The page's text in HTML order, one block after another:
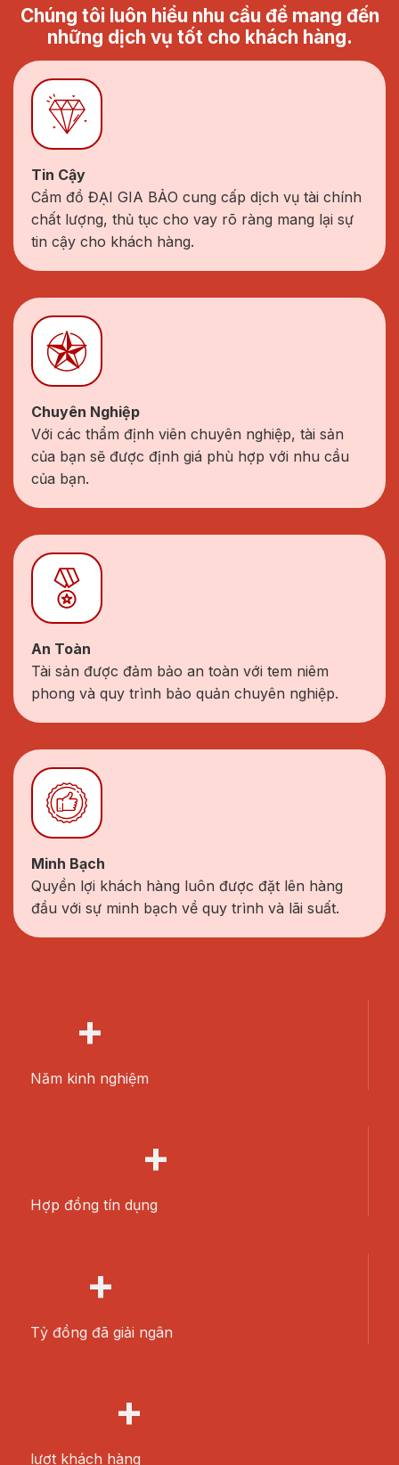
Chúng tôi luôn hiểu nhu cầu để mang đến
những dịch vụ tốt cho khách hàng.
Tin Cậy
Cầm đồ ĐẠI GIA BẢO cung cấp dịch vụ tài chính
chất lượng, thủ tục cho vay rõ ràng mang lại sự
tin cậy cho khách hàng.
Chuyên Nghiệp
Với các thẩm định viên chuyên nghiệp, tài sản
của bạn sẽ được định giá phù hợp với nhu cầu
của bạn.
An Toàn
Tài sản được đảm bảo an toàn với tem niêm
phong và quy trình bảo quản chuyên nghiệp.
Minh Bạch
Quyền lợi khách hàng luôn được đặt lên hàng
đầu với sự minh bạch về quy trình và lãi suất.
+
Năm kinh nghiệm
+
Hợp đồng tín dụng
+
Tỷ đồng đã giải ngân
+
lượt khách hàng